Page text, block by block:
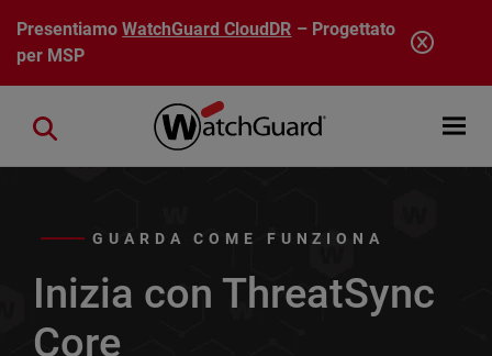
Salta al contenuto principale
PresentiamoWatchGuard CloudDR – Progettato
per MSP
Open
Close search
GUARDA COME FUNZIONA
Inizia con ThreatSync
Core